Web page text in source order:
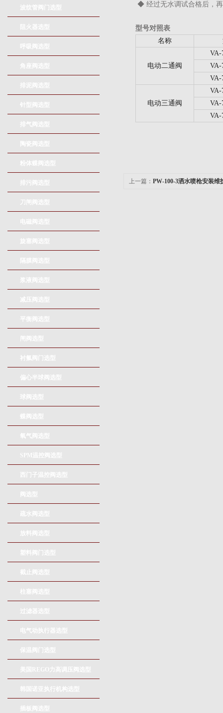
波纹管阀门选型
阻火器选型
呼吸阀选型
角座阀选型
排泥阀选型
针型阀选型
排气阀选型
陶瓷阀选型
粉体蝶阀选型
排污阀选型
刀闸阀选型
电磁阀选型
旋塞阀选型
隔膜阀选型
浆液阀选型
减压阀选型
平衡阀选型
闸阀选型
衬氟阀门选型
偏心半球阀选型
球阀选型
蝶阀选型
氧气阀选型
SPM温控阀选型
西门子温控阀选型
阀选型
疏水阀选型
放料阀选型
塑料阀门选型
截止阀选型
柱塞阀选型
过滤器选型
电气动执行器选型
保温阀门选型
美国REGO力高调压阀选型
韩国诺亚执行机构选型
插板阀选型
◆ 经过无水调试合格后，
型号对照表
名称
电动二通阀
VA-
VA-
VA-
电动三通阀
VA-
VA-
VA-
上一篇： PW-100-3洒水喷枪安装维